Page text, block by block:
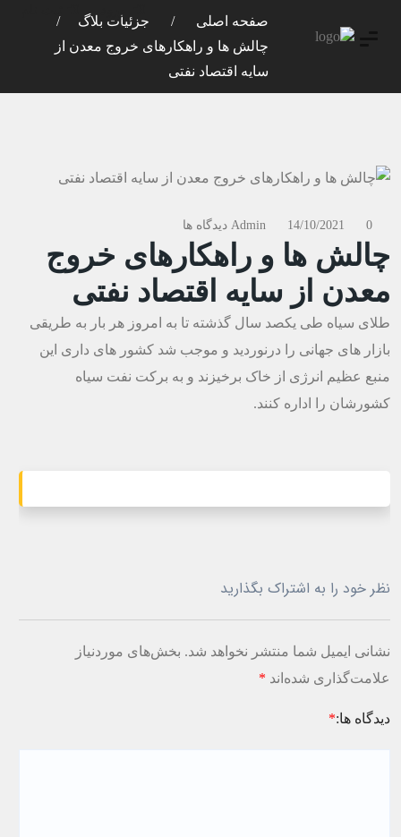
صفحه اصلی
جزئیات بلاگ
چالش ها و راهکارهای خروج معدن از
سایه اقتصاد نفتی
Admin 14/10/2021 0 دیدگاه ها
چالش ها و راهکارهای خروج
معدن از سایه اقتصاد نفتی
طلای سیاه طی یکصد سال گذشته تا به امروز هر بار به طریقی
بازار های جهانی را درنوردید و موجب شد کشور های داری این
منبع عظیم انرژی از خاک برخیزند و به برکت نفت سیاه
کشورشان را اداره کنند.
نظر خود را به اشتراک بگذارید
نشانی ایمیل شما منتشر نخواهد شد. بخش‌های موردنیاز
علامت‌گذاری شده‌اند *
دیدگاه ها:*